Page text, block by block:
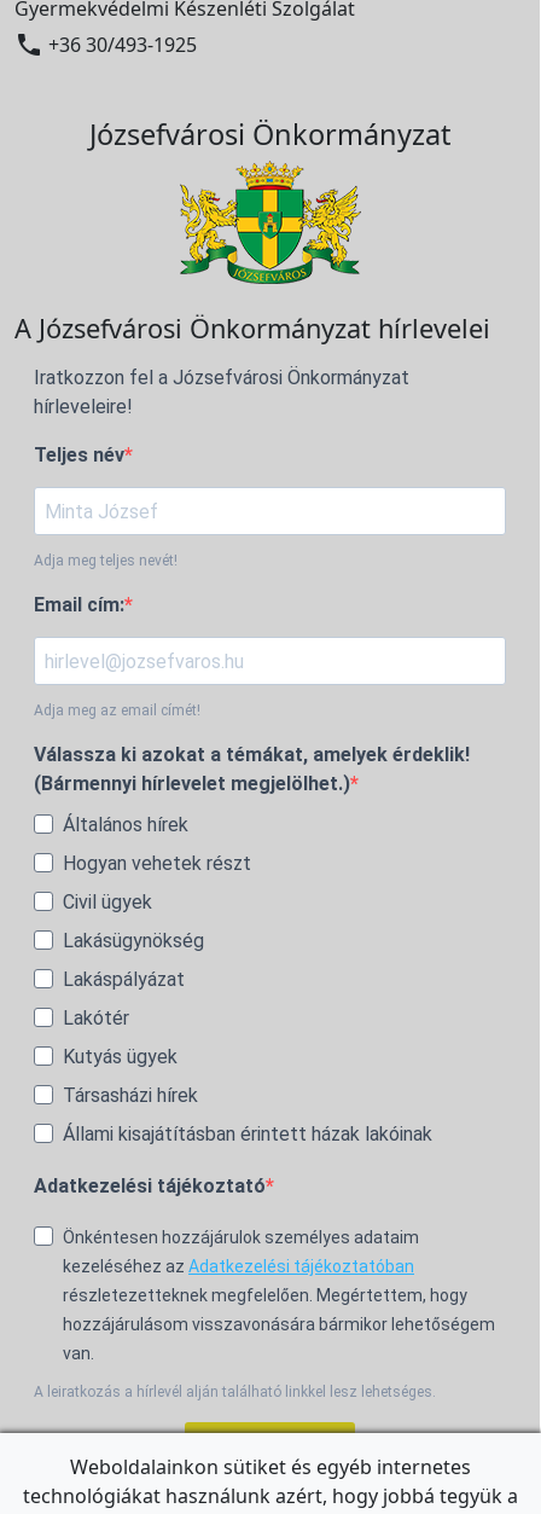
Gyermekvédelmi Készenléti Szolgálat
 +36 30/493-1925
Józsefvárosi Önkormányzat
A Józsefvárosi Önkormányzat hírlevelei
Iratkozzon fel a Józsefvárosi Önkormányzat
hírleveleire!
Teljes név
Adja meg teljes nevét!
Email cím:
Adja meg az email címét!
Válassza ki azokat a témákat, amelyek érdeklik!
(Bármennyi hírlevelet megjelölhet.)
Általános hírek
Hogyan vehetek részt
Civil ügyek
Lakásügynökség
Lakáspályázat
Lakótér
Kutyás ügyek
Társasházi hírek
Állami kisajátításban érintett házak lakóinak
Adatkezelési tájékoztató
Önkéntesen hozzájárulok személyes adataim
kezeléséhez az Adatkezelési tájékoztatóban
részletezetteknek megfelelően. Megértettem, hogy
hozzájárulásom visszavonására bármikor lehetőségem
van.
A leiratkozás a hírlevél alján található linkkel lesz lehetséges.
Weboldalainkon sütiket és egyéb internetes
technológiákat használunk azért, hogy jobbá tegyük a